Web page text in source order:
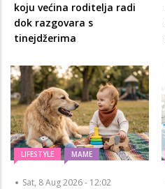
koju većina roditelja radi
dok razgovara s
tinejdžerima
LIFESTYLE MAME
Sat, 8 Aug 2026 - 12:02